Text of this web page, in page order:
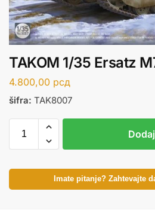
TAKOM 1/35 Ersatz
4.800,00 рсд
šifra: TAK8007
Imate pitanje? Zahtevajte